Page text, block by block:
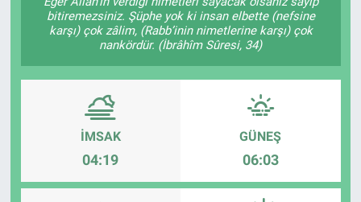
bitiremezsiniz. Şüphe yok ki insan elbette (nefsine
karşı) çok zâlim, (Rabb’inin nimetlerine karşı) çok
nankördür. (İbrâhîm Sûresi, 34)
İMSAK
04:19
GÜNEŞ
06:03